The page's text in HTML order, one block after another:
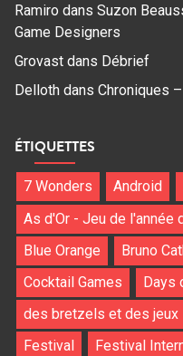
Ramiro dans Suzon
Game Designers
Grovast dans Débrief
Delloth dans Chroniques
ÉTIQUETTES
7 Wonders Android
As d'Or - Jeu de l'année
Blue Orange
Bruno
Cocktail Games
Days
des bretzels et des jeux
Festival
Festival